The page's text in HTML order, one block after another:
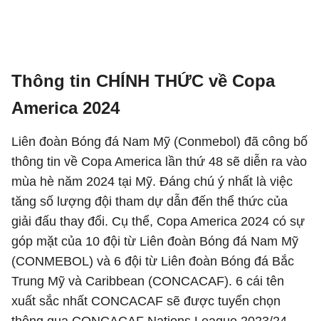
Thông tin CHÍNH THỨC về Copa
America 2024
Liên đoàn Bóng đá Nam Mỹ (Conmebol) đã công bố
thông tin về Copa America lần thứ 48 sẽ diễn ra vào
mùa hè năm 2024 tại Mỹ. Đáng chú ý nhất là việc
tăng số lượng đội tham dự dẫn đến thể thức của
giải đấu thay đổi. Cụ thể, Copa America 2024 có sự
góp mặt của 10 đội từ Liên đoàn Bóng đá Nam Mỹ
(CONMEBOL) và 6 đội từ Liên đoàn Bóng đá Bắc
Trung Mỹ và Caribbean (CONCACAF). 6 cái tên
xuất sắc nhất CONCACAF sẽ được tuyển chọn